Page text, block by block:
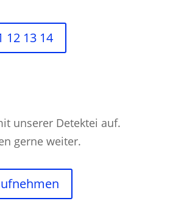
12 13 14
unserer Detektei auf.
gerne weiter.